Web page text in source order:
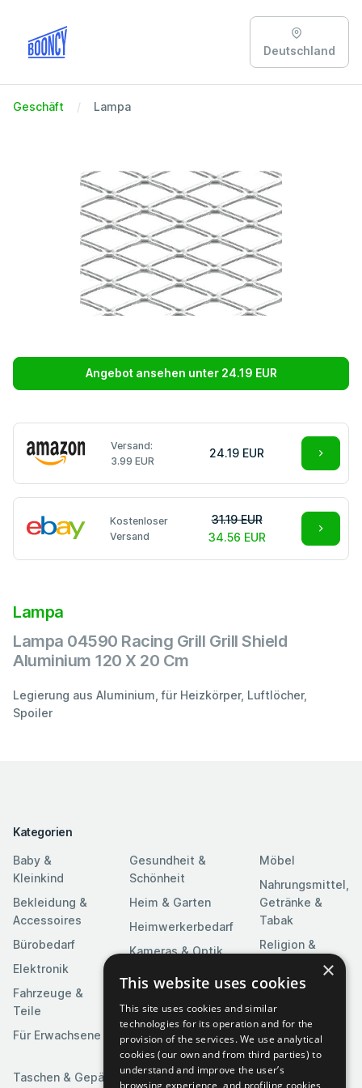
Deutschland
Geschäft Lampa
Angebot ansehen unter 24.19 EUR
Versand:
3.99 EUR
24.19 EUR
Kostenloser
Versand
31.19 EUR
34.56 EUR
Lampa
Lampa 04590 Racing Grill Grill Shield
Aluminium 120 X 20 Cm
Legierung aus Aluminium, für Heizkörper, Luftlöcher,
Spoiler
Kategorien
Baby &
Kleinkind
Bekleidung &
Accessoires
Bürobedarf
Elektronik
Fahrzeuge &
Teile
Für Erwachsene
Gesundheit &
Schönheit
Heim & Garten
Heimwerkerbedarf
Kameras & Optik
Kunst &
Unterhaltung
Medien
Möbel
Nahrungsmittel,
Getränke &
Tabak
Religion &
Feierlichkeiten
Software
Spielzeuge &
Spiele
Sportartikel
Taschen & Gepäck
×
This website uses cookies
This site uses cookies and similar
technologies for its operation and for the
provision of the services. We use analytical
cookies (our own and from third parties) to
understand and improve the user’s
browsing experience, and profiling cookies